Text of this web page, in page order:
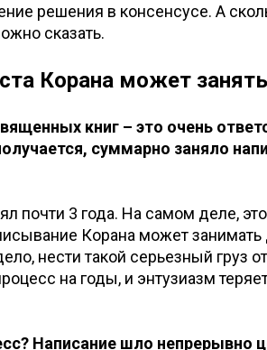
решения в консенсусе. А
сказать.
Корана может
книг – это очень
суммарно заняло
почти 3 года. На самом деле,
Корана может занимать
нести такой серьезный груз
на годы, и энтузиазм
Написание шло непрерывно